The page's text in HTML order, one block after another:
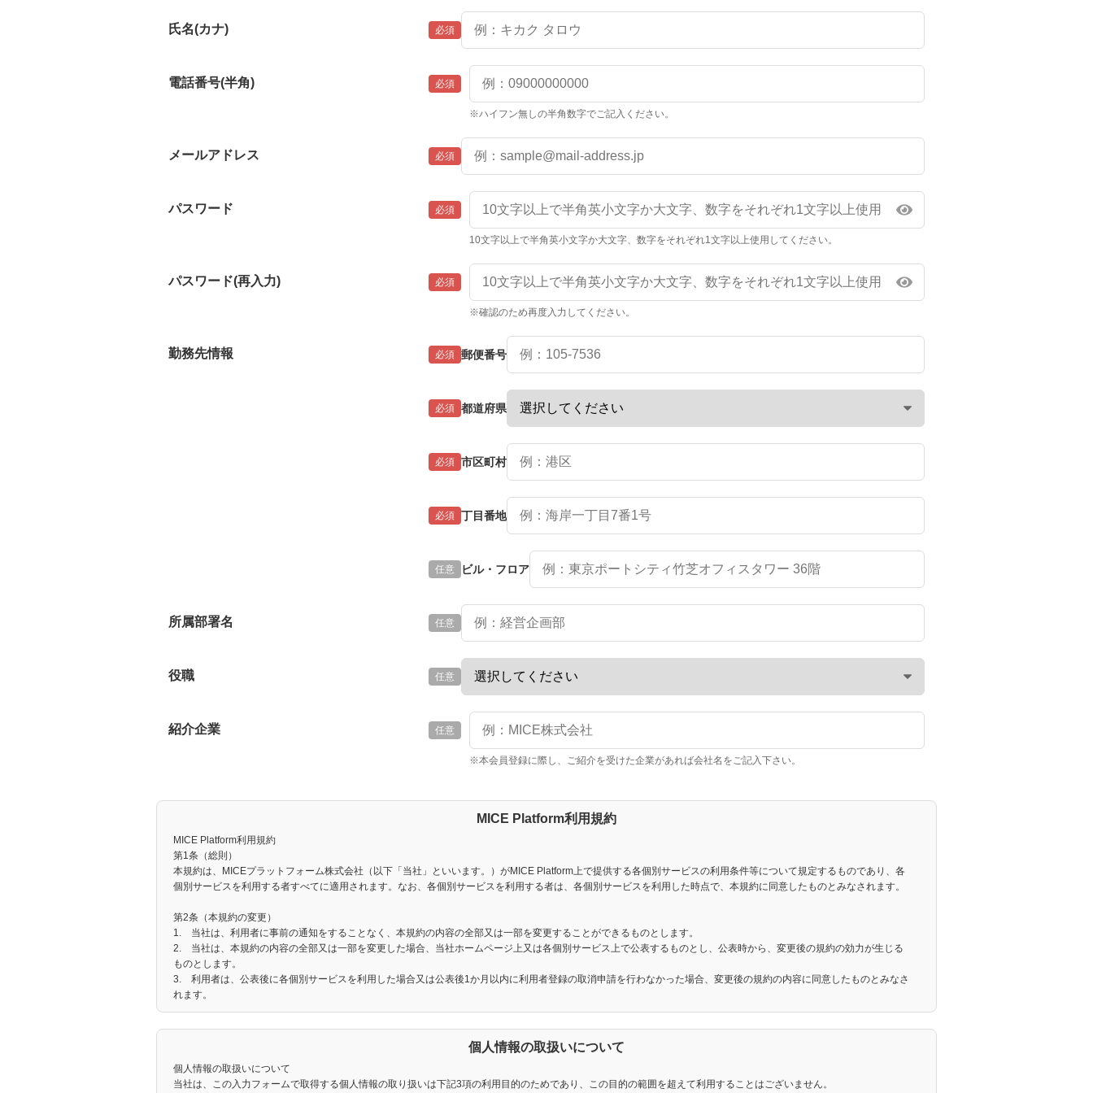
氏名(カナ) 必須
電話番号(半角) 必須
※ハイフン無しの半角数字でご記入ください。
メールアドレス 必須
パスワード 必須
10文字以上で半角英小文字か大文字、数字をそれぞれ1文字以上使用してください。
パスワード(再入力) 必須
※確認のため再度入力してください。
勤務先情報 必須 郵便番号
必須 都道府県
必須 市区町村
必須 丁目番地
任意 ビル・フロア
所属部署名 任意
役職 任意
紹介企業 任意
※本会員登録に際し、ご紹介を受けた企業があれば会社名をご記入下さい。
MICE Platform利用規約
MICE Platform利用規約
第1条（総則）
本規約は、MICEプラットフォーム株式会社（以下「当社」といいます。）がMICE Platform上で提供する各個別サービスの利用条件等について規定するものであり、各
個別サービスを利用する者すべてに適用されます。なお、各個別サービスを利用する者は、各個別サービスを利用した時点で、本規約に同意したものとみなされます。
第2条（本規約の変更）
1. 当社は、利用者に事前の通知をすることなく、本規約の内容の全部又は一部を変更することができるものとします。
2. 当社は、本規約の内容の全部又は一部を変更した場合、当社ホームページ上又は各個別サービス上で公表するものとし、公表時から、変更後の規約の効力が生じる
ものとします。
3. 利用者は、公表後に各個別サービスを利用した場合又は公表後1か月以内に利用者登録の取消申請を行わなかった場合、変更後の規約の内容に同意したものとみなさ
れます。
4. 当社は、本規約の変更により利用者に生じた損害について、一切責任を負わないものとします。
⑴ 「利用者」とは、当社所定の手続きに従い、本規約及び当社が別途定める規定に同意の上、各個別サービスの利用申込みをした者で、かつ、当社がそれを認めて利
用者登録した者をいいます。
個人情報の取扱いについて
個人情報の取扱いについて
当社は、この入力フォームで取得する個人情報の取り扱いは下記3項の利用目的のためであり、この目的の範囲を超えて利用することはございません。